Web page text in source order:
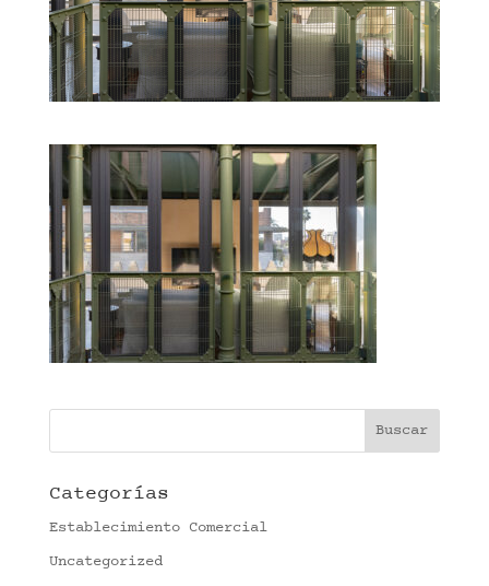
Categorías
Establecimiento Comercial
Uncategorized